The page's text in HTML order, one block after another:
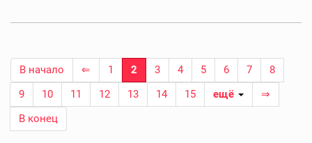
В начало ⇐ 1 2 3 4 5 6 7
8
9
10 11 12 13 14 15 ещё
⇒
В конец